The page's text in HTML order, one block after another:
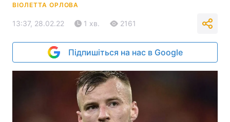
ВІОЛЕТТА ОРЛОВА
13:37, 28.02.22 1 хв. 2161
Підпишіться на нас в Google